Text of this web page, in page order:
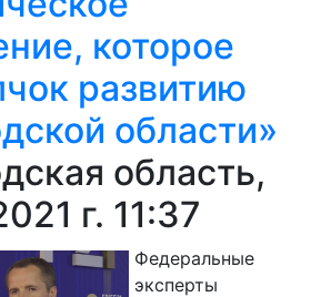
которое
развитию
области»
область,
г. 11:37
Федеральные
эксперты